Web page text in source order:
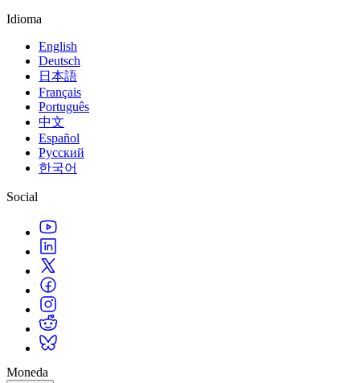
Idioma
English
Deutsch
日本語
Français
Português
中文
Español
Русский
한국어
Social
Moneda